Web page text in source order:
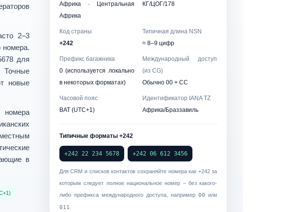
2–3
номера.
для
новые
номера
в
Африка · Центральная
Африка
КГ/ЦОГ/178
Код страны
+242
Типичная длина NSN
≈ 8–9 цифр
Префикс багажника
0 (используется локально
в некоторых форматах)
Международный доступ
(из CG)
Обычно 00 + CC
Часовой пояс
ВАТ (UTC+1)
Идентификатор IANA TZ
Африка/Браззавиль
Типичные форматы +242
+242 22 234 5678 +242 06 612 3456
Для CRM и списков контактов сохраняйте номера как +242за
которым следует полное национальное номер – без какого-
либо префикса международного доступа, например00 или
011